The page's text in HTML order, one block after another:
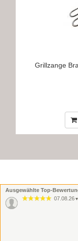
Grillzange
Ausgewählte Top-
07.08.26 ▼